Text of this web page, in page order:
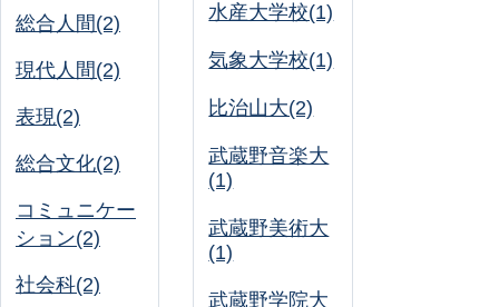
総合人間(2)
現代人間(2)
表現(2)
総合文化(2)
コミュニケー
ション(2)
社会科(2)
水産大学校(1)
気象大学校(1)
比治山大(2)
武蔵野音楽大
(1)
武蔵野美術大
(1)
武蔵野学院大